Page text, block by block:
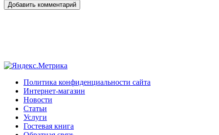
Добавить комментарий
Политика конфиденциальности сайта
Интернет-магазин
Новости
Статьи
Услуги
Гостевая книга